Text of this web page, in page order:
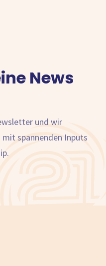
News
und wir
spannenden Inputs